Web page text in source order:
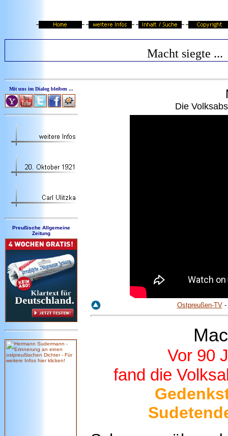
Macht siegte ...
Mit uns im Dialog bleiben ...
Preußische Allgemeine
Zeitung
Die
Ostpreußen-TV-
Vor 90
fand die